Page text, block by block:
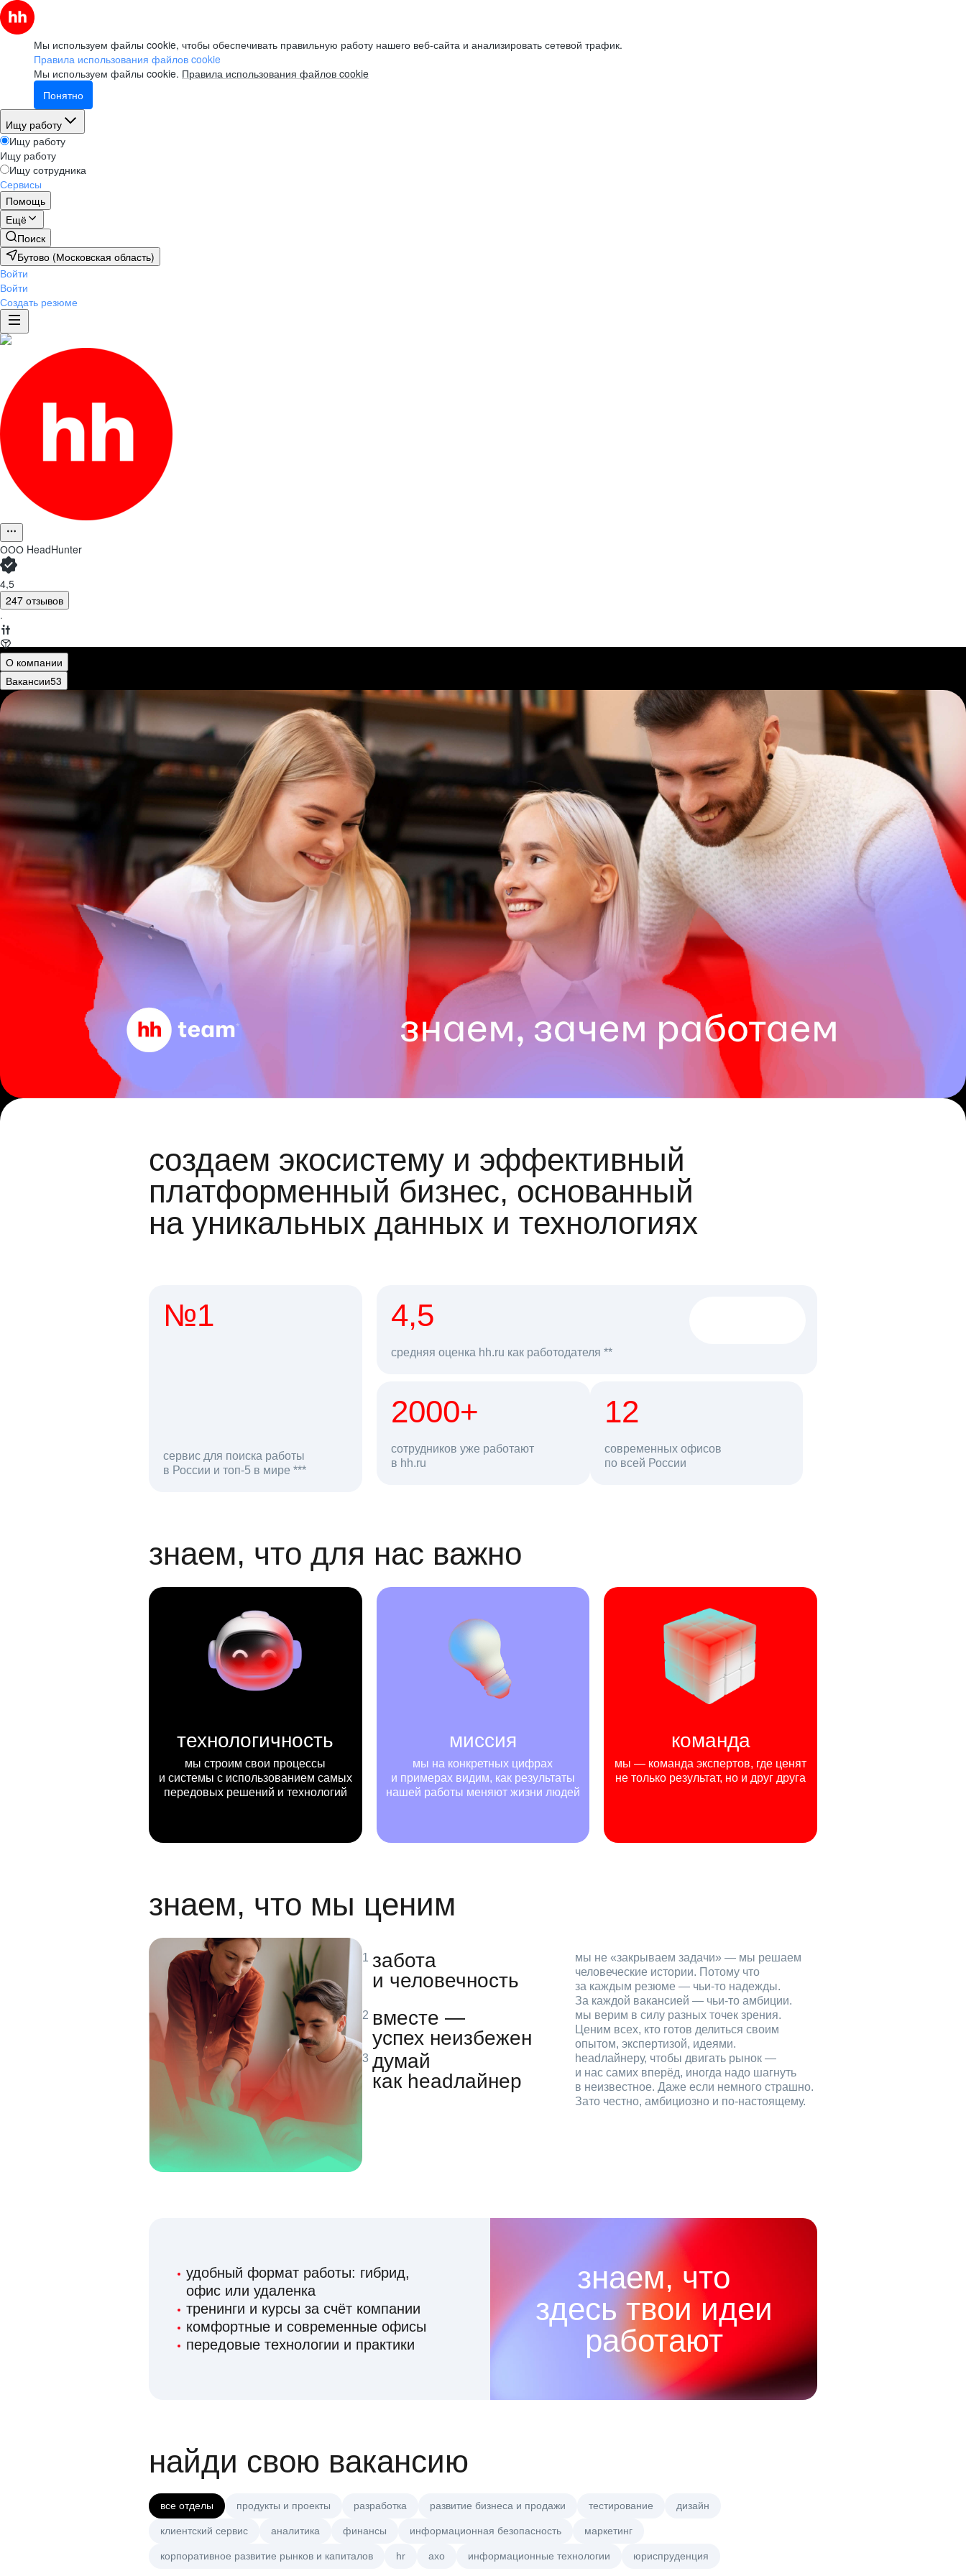
Мы используем файлы cookie, чтобы обеспечивать правильную работу нашего веб-сайта и анализировать сетевой трафик.
Правила использования файлов cookie
Мы используем файлы cookie. Правила использования файлов cookie
Понятно
Ищу работу
Ищу работу
Ищу работу
Ищу сотрудника
Сервисы
Помощь
Ещё
Поиск
Бутово (Московская область)
Войти
Войти
Создать резюме
ООО HeadHunter
4,5
247 отзывов
·
О компании
Вакансии53
создаем экосистему и эффективный
платформенный бизнес, основанный
на уникальных данных и технологиях
№1
сервис для поиска работы
в России и топ-5 в мире ***
откликов на вакансии
4,5
средняя оценка hh.ru как работодателя **
2000+
сотрудников уже работают
в hh.ru
68 млн 12
современных офисов
по всей Россиипользователей в день
знаем, что для нас важно
технологичность
мы строим свои процессы
и системы с использованием самых
передовых решений и технологий
миссия
мы на конкретных цифрах
и примерах видим, как результаты
нашей работы меняют жизни людей
команда
мы — команда экспертов, где ценят
не только результат, но и друг друга
знаем, что мы ценим
забота
и человечность
мы не «закрываем задачи» — мы решаем
человеческие истории. Потому что
за каждым резюме — чьи‑то надежды.
За каждой вакансией — чьи‑то амбиции.
вместе —
успех неизбежен
мы верим в силу разных точек зрения.
Ценим всех, кто готов делиться своим
опытом, экспертизой, идеями.
думай
как headлайнер
headлайнеру, чтобы двигать рынок —
и нас самих вперёд, иногда надо шагнуть
в неизвестное. Даже если немного страшно.
Зато честно, амбициозно и по‑настоящему.
удобный формат работы: гибрид,
офис или удаленка
тренинги и курсы за счёт компании
комфортные и современные офисы
передовые технологии и практики
знаем, что
здесь твои идеи
работают
найди свою вакансию
все отделы продукты и проекты разработка развитие бизнеса и продажи тестирование дизайн
клиентский сервис аналитика финансы информационная безопасность маркетинг
корпоративное развитие рынков и капиталов hr axo информационные технологии юриспруденция